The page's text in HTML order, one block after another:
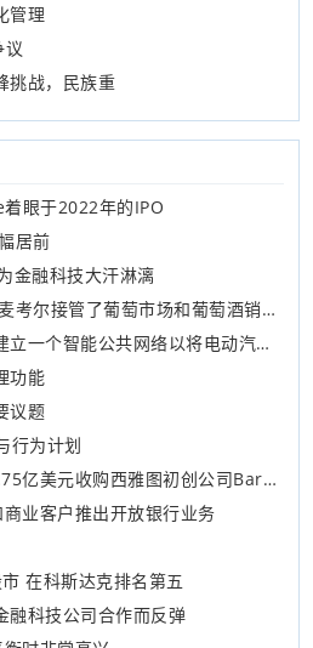
管理
议
挑战，民族重
眼于2022年的IPO
居前
金融科技大汗淋漓
西雅图初创公司兽医基思·麦考尔接管了葡萄市场和葡萄酒销售的所有人
这家物联网初创公司正在建立一个智能公共网络以将电动汽车车主连接到充电站
功能
议题
行为计划
健康科技巨头Hillrom以3.75亿美元收购西雅图初创公司Bardy Diagnostics
业客户推出开放银行业务
在科斯达克排名第五
融科技公司合作而反弹